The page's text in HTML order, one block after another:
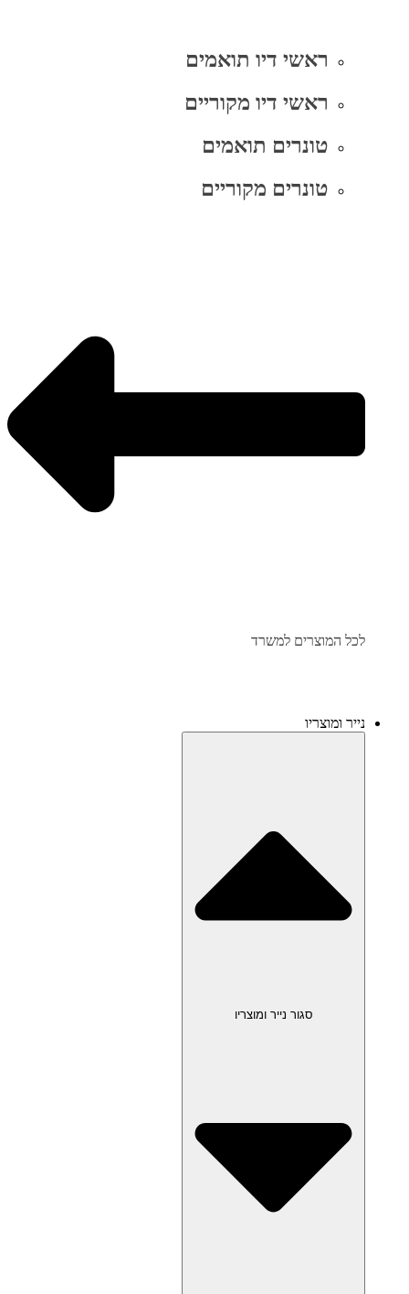
ראשי דיו תואמים
ראשי דיו מקוריים
טונרים תואמים
טונרים מקוריים
לכל המוצרים למשרד
נייר ומוצריו
סגור נייר ומוצריו